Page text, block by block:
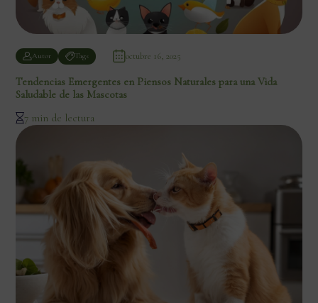
Autor Tags octubre 16, 2025
Tendencias Emergentes en Piensos Naturales para una Vida
Saludable de las Mascotas
7 min de lectura